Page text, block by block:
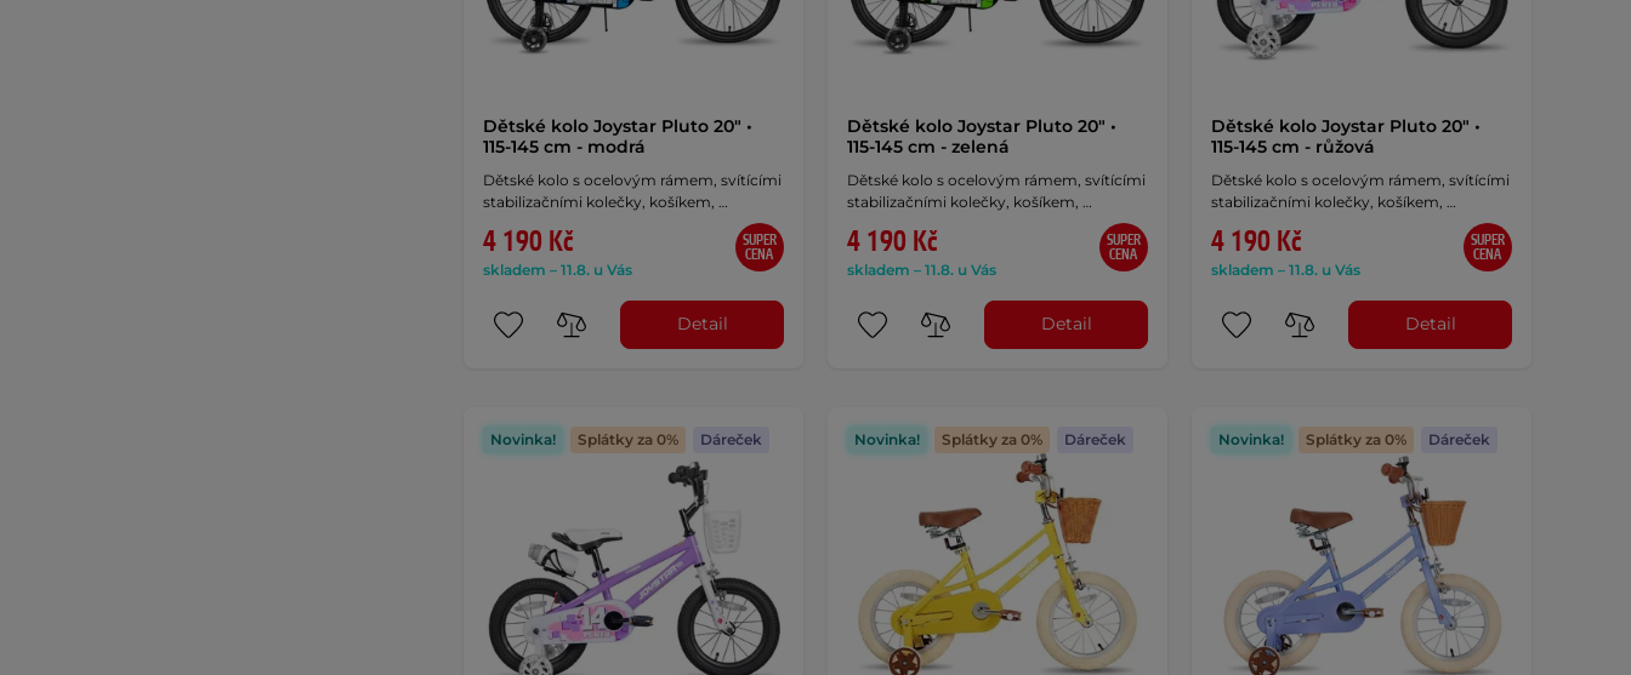
Dětské kolo Joystar Pluto 20" •
115-145 cm - modrá
Dětské kolo s ocelovým rámem, svítícími
stabilizačními kolečky, košíkem, …
4 190 Kč
skladem – 11.8. u Vás
SUPER
CENA
Detail
Dětské kolo Joystar Pluto 20" •
115-145 cm - zelená
Dětské kolo s ocelovým rámem, svítícími
stabilizačními kolečky, košíkem, …
4 190 Kč
skladem – 11.8. u Vás
SUPER
CENA
Detail
Dětské kolo Joystar Pluto 20" •
115-145 cm - růžová
Dětské kolo s ocelovým rámem, svítícími
stabilizačními kolečky, košíkem, …
4 190 Kč
skladem – 11.8. u Vás
SUPER
CENA
Detail
Novinka! Splátky za 0% Dáreček Novinka! Splátky za 0% Dáreček Novinka! Splátky za 0% Dáreček